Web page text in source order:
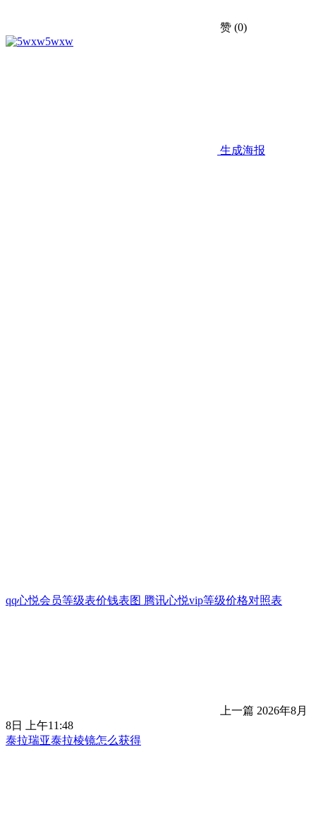
赞 (0)
5wxw
生成海报
qq心悦会员等级表价钱表图 腾讯心悦vip等级价格对照表
上一篇 2026年8月
8日 上午11:48
泰拉瑞亚泰拉棱镜怎么获得